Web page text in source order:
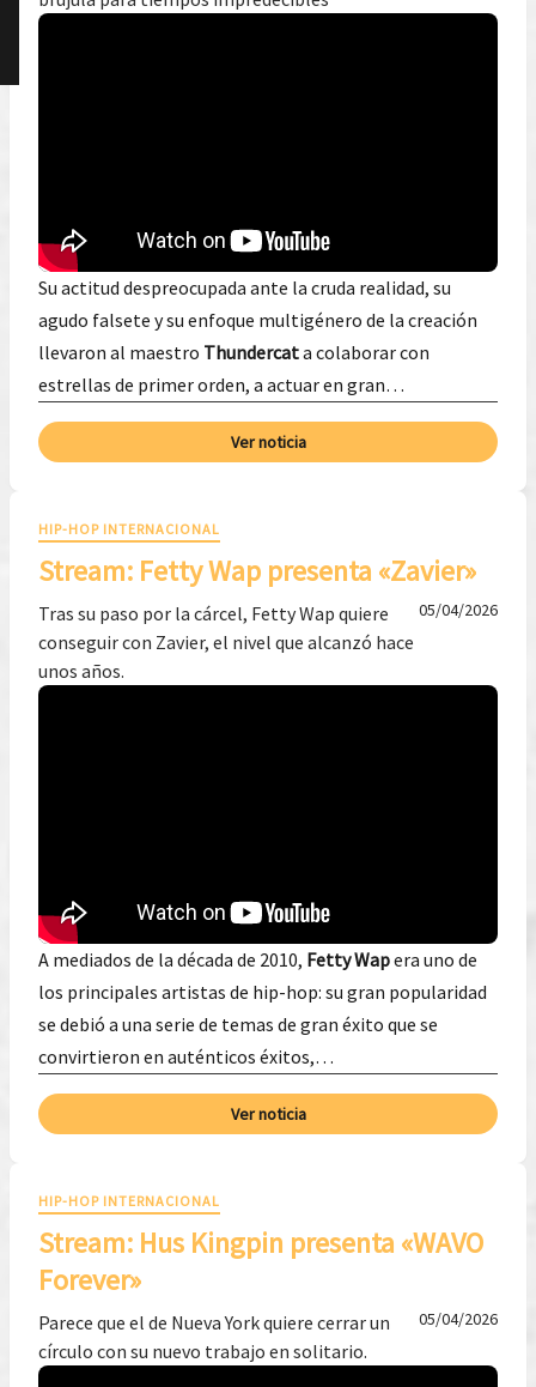
Su actitud despreocupada ante la cruda realidad, su
agudo falsete y su enfoque multigénero de la creación
llevaron al maestro Thundercata colaborar con
estrellas de primer orden, a actuar en gran…
Ver noticia
HIP-HOP INTERNACIONAL
Stream: Fetty Wap presenta «Zavier»
Tras su paso por la cárcel, Fetty Wap quiere
conseguir con Zavier, el nivel que alcanzó hace
unos años.
05/04/2026
A mediados de la década de 2010, Fetty Wapera uno de
los principales artistas de hip-hop: su gran popularidad
se debió a una serie de temas de gran éxito que se
convirtieron en auténticos éxitos,…
Ver noticia
HIP-HOP INTERNACIONAL
Stream: Hus Kingpin presenta «WAVO
Forever»
Parece que el de Nueva York quiere cerrar un
círculo con su nuevo trabajo en solitario.
05/04/2026